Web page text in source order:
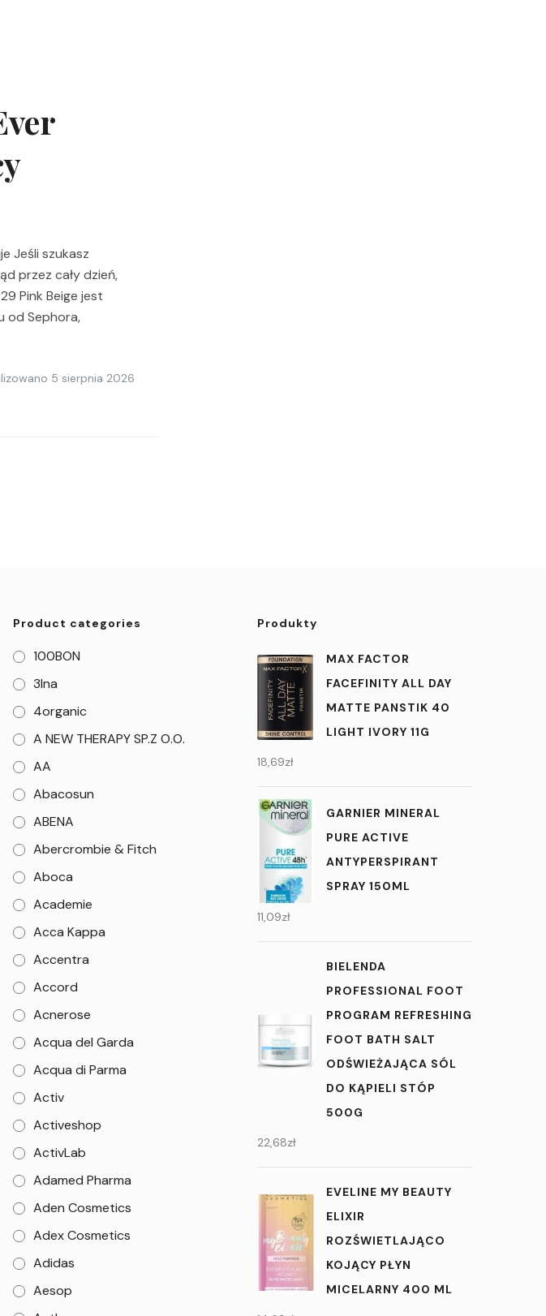
Jeśli szukasz
przez cały dzień,
Pink Beige jest
od Sephora,
5 sierpnia 2026
Product categories
100BON
3Ina
4organic
A NEW THERAPY SP.Z O.O.
AA
Abacosun
ABENA
Abercrombie & Fitch
Aboca
Academie
Acca Kappa
Accentra
Accord
Acnerose
Acqua del Garda
Acqua di Parma
Activ
Activeshop
ActivLab
Adamed Pharma
Aden Cosmetics
Adex Cosmetics
Adidas
Aesop
Produkty
MAX FACTOR
FACEFINITY ALL DAY
MATTE PANSTIK 40
LIGHT IVORY 11G
18,69zł
GARNIER MINERAL
PURE ACTIVE
ANTYPERSPIRANT
SPRAY 150ML
11,09zł
BIELENDA
PROFESSIONAL FOOT
PROGRAM REFRESHING
FOOT BATH SALT
ODŚWIEŻAJĄCA SÓL
DO KĄPIELI STÓP
500G
22,68zł
EVELINE MY BEAUTY
ELIXIR
ROZŚWIETLAJĄCO
KOJĄCY PŁYN
MICELARNY 400 ML